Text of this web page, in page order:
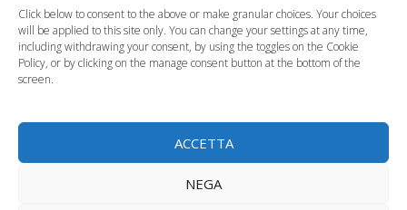
Click below to consent to the above or make granular choices. Your choices
will be applied to this site only. You can change your settings at any time,
including withdrawing your consent, by using the toggles on the Cookie
Policy, or by clicking on the manage consent button at the bottom of the
screen.
ACCETTA
NEGA
gravidanza, come
gravidanza: sintomi e
Mangiare in Gravidanza,Salute in Gravidanza